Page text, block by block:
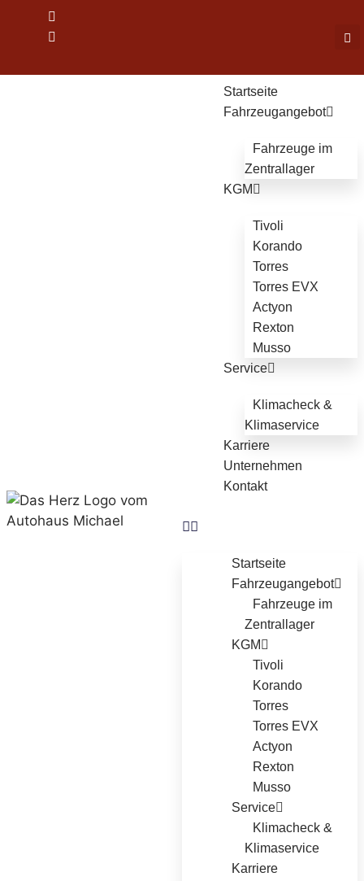
Startseite
Fahrzeugangebot
Fahrzeuge im
Zentrallager
KGM
Tivoli
Korando
Torres
Torres EVX
Actyon
Rexton
Musso
Service
Klimacheck &
Klimaservice
Karriere
Unternehmen
Kontakt
Startseite
Fahrzeugangebot
Fahrzeuge im
Zentrallager
KGM
Tivoli
Korando
Torres
Torres EVX
Actyon
Rexton
Musso
Service
Klimacheck &
Klimaservice
Karriere